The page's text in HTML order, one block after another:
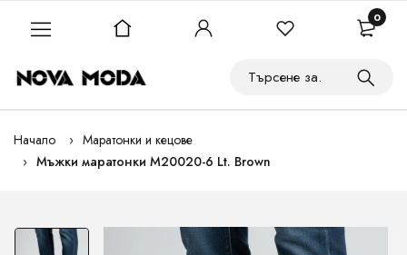
Начало
Маратонки и кецове
Мъжки маратонки M20020-6 Lt. Brown
0